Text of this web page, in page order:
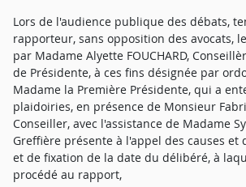
Lors de l'audience publique des débats,
rapporteur, sans opposition des avocats,
par Madame Alyette FOUCHARD,
de Présidente, à ces fins désignée par
Madame la Première Présidente, qui a
plaidoiries, en présence de Monsieur
Conseiller, avec l'assistance de Madame
Greffière présente à l'appel des causes et
et de fixation de la date du délibéré, à
procédé au rapport,